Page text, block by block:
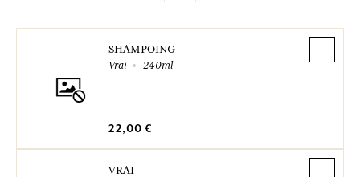
SHAMPOING
Vrai
240ml
22,00 €
VRAI